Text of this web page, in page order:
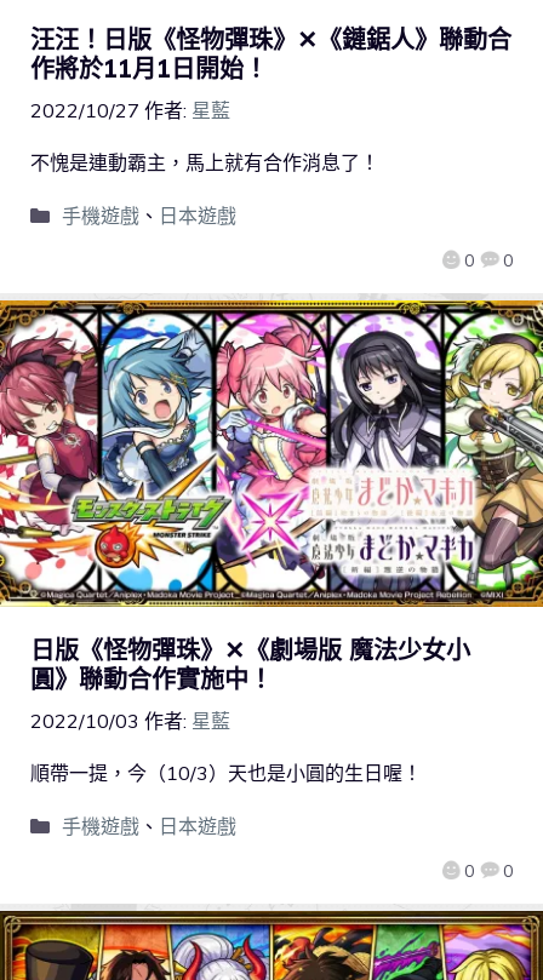
汪汪！日版《怪物彈珠》✕《鏈鋸人》聯動合
作將於11月1日開始！
2022/10/27 作者: 星藍
0 0
不愧是連動霸主，馬上就有合作消息了！
手機遊戲、 日本遊戲
日版《怪物彈珠》✕《劇場版 魔法少女小
圓》聯動合作實施中！
2022/10/03 作者: 星藍
0 0
順帶一提，今（10/3）天也是小圓的生日喔！
手機遊戲、 日本遊戲